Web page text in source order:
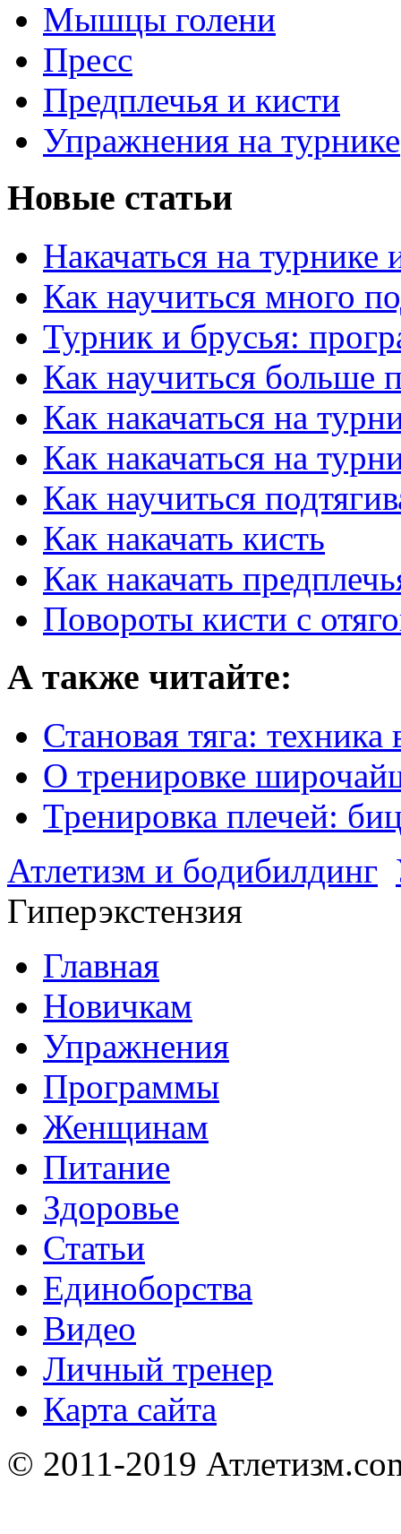
Мышцы голени
Пресс
Предплечья и кисти
Упражнения на турнике
Новые статьи
Накачаться на турнике
Как научиться много
Турник и брусья:
Как научиться больше
Как накачаться на
Как накачаться на
Как научиться
Как накачать кисть
Как накачать
Повороты кисти с
А также читайте:
Становая тяга:
О тренировке
Тренировка плечей:
Атлетизм и бодибилдинг
Гиперэкстензия
Главная
Новичкам
Упражнения
Программы
Женщинам
Питание
Здоровье
Статьи
Единоборства
Видео
Личный тренер
Карта сайта
© 2011-2019